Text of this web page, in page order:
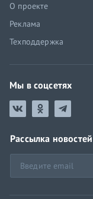
О проекте
Реклама
Техподдержка
Мы в соцсетях
Рассылка новостей